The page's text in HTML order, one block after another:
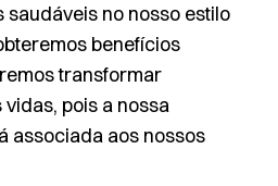
no nosso estilo
benefícios
transformar
pois a nossa
associada aos nossos